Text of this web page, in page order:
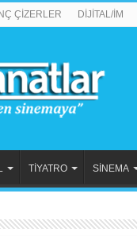
ÇİZERLER DİJİTAL/İM
TİYATRO SİNEMA